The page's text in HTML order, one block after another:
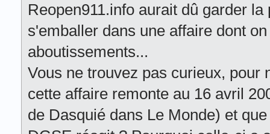
Reopen911.info aurait dû garder
s'emballer dans une affaire dont
aboutissements...
Vous ne trouvez pas curieux, pour
cette affaire remonte au 16 avril
de Dasquié dans Le Monde) et